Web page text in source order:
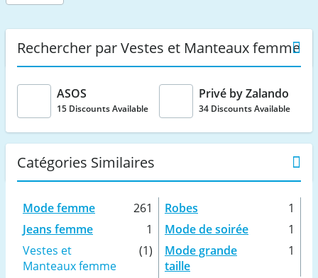
Rechercher par Vestes et Manteaux femme
ASOS
15 Discounts Available
Privé by Zalando
34 Discounts Available
Catégories Similaires
Mode femme 261 Robes
1
Jeans femme
1 Mode de soirée
1
Vestes et
Manteaux femme
(1)
Mode grande
taille
1